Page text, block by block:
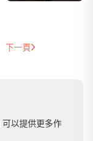
可以提供更多作
下一頁